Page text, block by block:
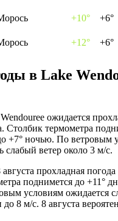
+10° +6°
+12° +6°
в Lake
ожидается
Столбик термометра
+7° ночью. По ветровым
слабый ветер около 3 м/с.
прохладная
поднимется до +11°
условиям ожидается
8 м/с. 8 августа